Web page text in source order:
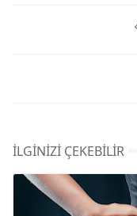
İLGINIZI ÇEKEBILIR